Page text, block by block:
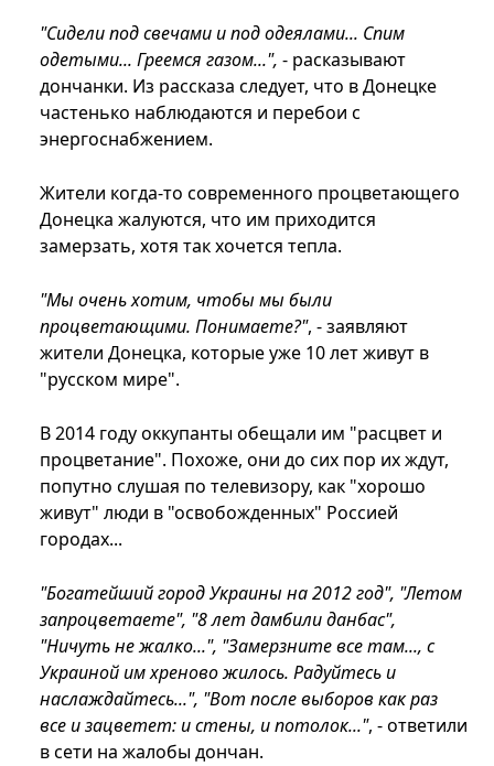
"Сидели под свечами и под одеялами... Спим
одетыми... Греемся газом...", - расказывают
дончанки. Из рассказа следует, что в Донецке
частенько наблюдаются и перебои с
энергоснабжением.
Жители когда-то современного процветающего
Донецка жалуются, что им приходится
замерзать, хотя так хочется тепла.
"Мы очень хотим, чтобы мы были
процветающими. Понимаете?", - заявляют
жители Донецка, которые уже 10 лет живут в
"русском мире".
В 2014 году оккупанты обещали им "расцвет и
процветание". Похоже, они до сих пор их ждут,
попутно слушая по телевизору, как "хорошо
живут" люди в "освобожденных" Россией
городах...
"Богатейший город Украины на 2012 год", "Летом
запроцветаете", "8 лет дамбили данбас",
"Ничуть не жалко...", "Замерзните все там..., с
Украиной им хреново жилось. Радуйтесь и
наслаждайтесь...", "Вот после выборов как раз
все и зацветет: и стены, и потолок...", - ответили
в сети на жалобы дончан.